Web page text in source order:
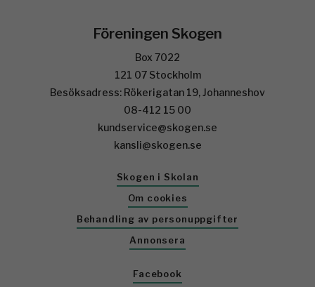
Föreningen Skogen
Box 7022
121 07 Stockholm
Besöksadress: Rökerigatan 19, Johanneshov
08-412 15 00
kundservice@skogen.se
kansli@skogen.se
Skogen i Skolan
Om cookies
Behandling av personuppgifter
Annonsera
Facebook